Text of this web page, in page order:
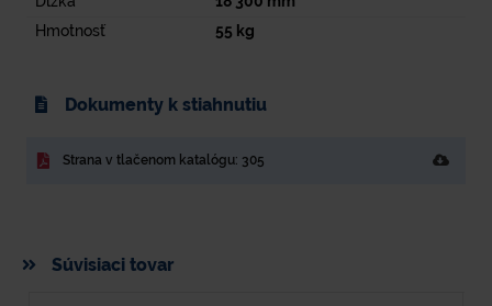
Hmotnosť
55 kg
Dokumenty k stiahnutiu
Strana v tlačenom katalógu: 305
Súvisiaci tovar